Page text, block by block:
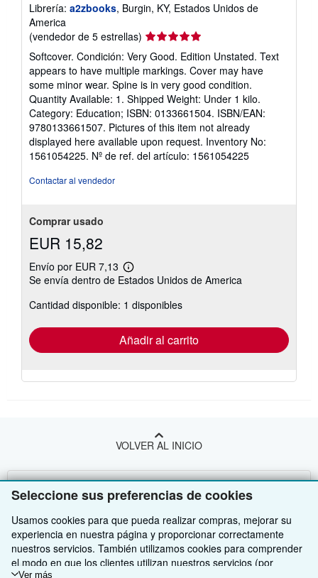
Seleccione sus preferencias de cookies
Usamos cookies para que pueda realizar compras, mejorar su
experiencia en nuestra página y proporcionar correctamente
nuestros servicios. También utilizamos cookies para comprender
el modo en que los clientes utilizan nuestros servicios (por
Ver más
Librería: a2zbooks, Burgin, KY, Estados Unidos de
America
(vendedor de 5 estrellas) Calificación
del
vendedor:
5
de
5
estrellas
Softcover. Condición: Very Good. Edition Unstated. Text
appears to have multiple markings. Cover may have
some minor wear. Spine is in very good condition.
Quantity Available: 1. Shipped Weight: Under 1 kilo.
Category: Education; ISBN: 0133661504. ISBN/EAN:
9780133661507. Pictures of this item not already
displayed here available upon request. Inventory No:
1561054225. Nº de ref. del artículo: 1561054225
Contactar al vendedor
Comprar usado
EUR 15,82
Envío por EUR 7,13
Más
información
las
tarifas
envío
Se envía dentro de Estados Unidos de America
Cantidad disponible: 1 disponibles
Añadir al carrito
VOLVER AL INICIO
Compre con nosotros
Colecciones
Mi cuenta
Comenzar a vender
Únase a nuestro programa de afiliados
Sobre nosotros
Sobre IberLibro
Obtener Ayuda